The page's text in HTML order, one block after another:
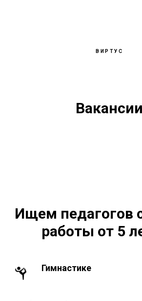
ВИРТУС
Вакансии
Ищем педагогов
работы от 5
Гимнастике